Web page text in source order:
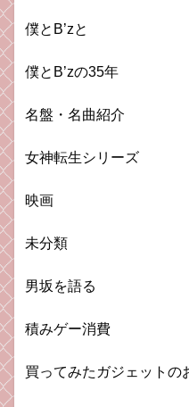
僕とB’zと
僕とB’zの35年
名盤・名曲紹介
女神転生シリーズ
映画
未分類
男坂を語る
積みゲー消費
買ってみたガジェットの